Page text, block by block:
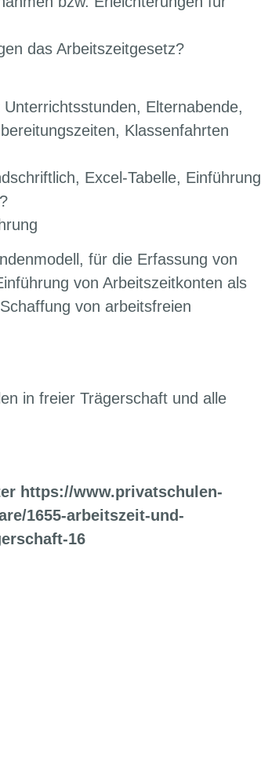
das Arbeitszeitgesetz?
Elternabende,
Klassenfahrten
Excel-Tabelle, Einführung
für die Erfassung von
von Arbeitszeitkonten als
von arbeitsfreien
in freier Trägerschaft und alle
https://www.privatschulen-
1655-arbeitszeit-und-
16